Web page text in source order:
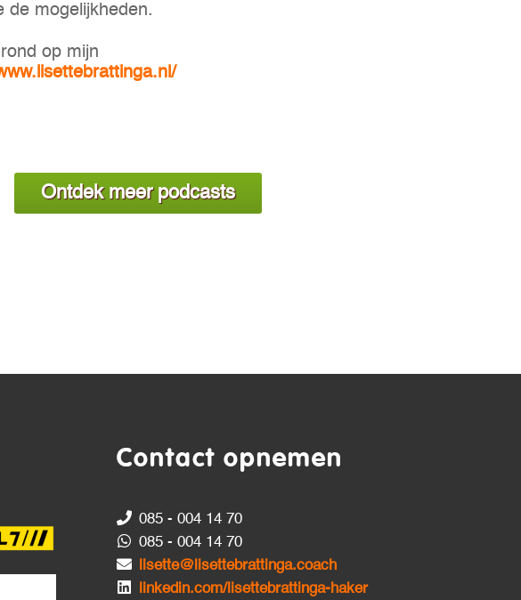
de mogelijkheden.
op mijn
Ontdek meer podcasts
Contact opnemen
085 - 004 14 70
085 - 004 14 70
lisette@lisettebrattinga.coach
linkedin.com/lisettebrattinga-haker